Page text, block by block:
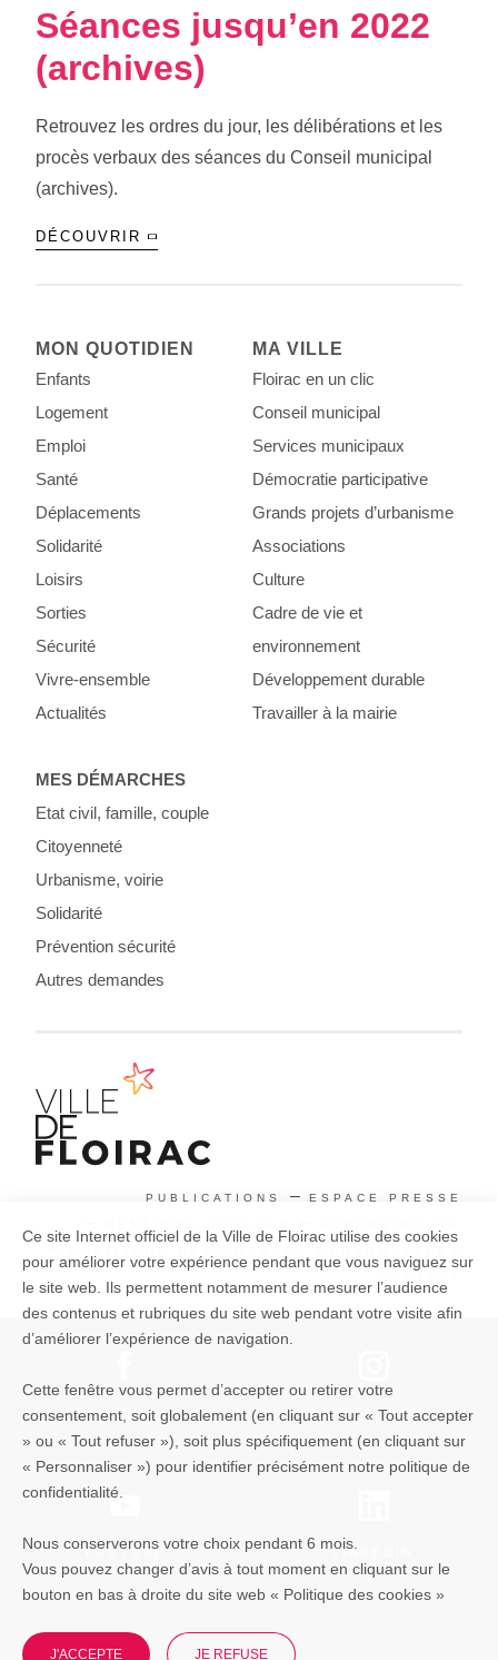
Séances jusqu’en 2022
(archives)
Retrouvez les ordres du jour, les délibérations et les
procès verbaux des séances du Conseil municipal
(archives).
DÉCOUVRIR
MON QUOTIDIEN
Enfants
Logement
Emploi
Santé
Déplacements
Solidarité
Loisirs
Sorties
Sécurité
Vivre-ensemble
Actualités
MA VILLE
Floirac en un clic
Conseil municipal
Services municipaux
Démocratie participative
Grands projets d’urbanisme
Associations
Culture
Cadre de vie et
environnement
Développement durable
Travailler à la mairie
MES DÉMARCHES
Etat civil, famille, couple
Citoyenneté
Urbanisme, voirie
Solidarité
Prévention sécurité
Autres demandes
PUBLICATIONS ESPACE PRESSE
FACEBOOK INSTAGRAM
YOUTUBE LINKEDIN
Ce site Internet officiel de la Ville de Floirac utilise des cookies
pour améliorer votre expérience pendant que vous naviguez sur
le site web. Ils permettent notamment de mesurer l’audience
des contenus et rubriques du site web pendant votre visite afin
d’améliorer l’expérience de navigation.
Cette fenêtre vous permet d’accepter ou retirer votre
consentement, soit globalement (en cliquant sur « Tout accepter
» ou « Tout refuser »), soit plus spécifiquement (en cliquant sur
« Personnaliser ») pour identifier précisément notre politique de
confidentialité.
Nous conserverons votre choix pendant 6 mois.
Vous pouvez changer d’avis à tout moment en cliquant sur le
bouton en bas à droite du site web « Politique des cookies »
J'ACCEPTE JE REFUSE